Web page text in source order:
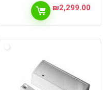
₪2,299.00